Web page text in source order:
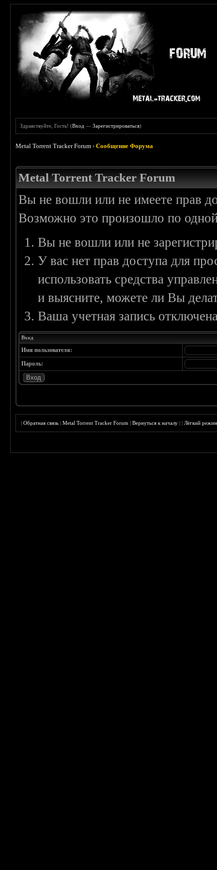
Здравствуйте, Гость! (Вход —Зарегистрироваться)
Metal Torrent Tracker Forum ›Сообщение Форума
Metal Torrent Tracker Forum
Вы не вошли или не имеете прав
Возможно это произошло по
Вы не вошли или не
У вас нет прав доступа для
использовать средства
и выясните, можете ли Вы
Ваша учетная запись
Вход
Имя пользователя:
Пароль:
|Обратная связь |Metal Torrent Tracker Forum |Вернуться к началу ||Лёгкий